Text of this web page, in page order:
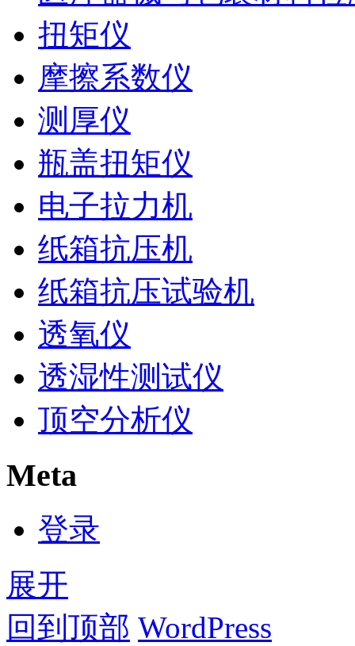
扭矩仪
摩擦系数仪
测厚仪
瓶盖扭矩仪
电子拉力机
纸箱抗压机
纸箱抗压试验机
透氧仪
透湿性测试仪
顶空分析仪
Meta
登录
展开
回到顶部 WordPress